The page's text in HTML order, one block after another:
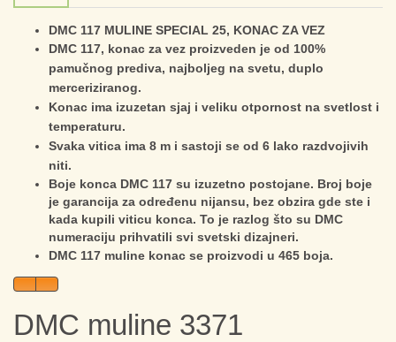
DMC 117 MULINE SPECIAL 25, KONAC ZA VEZ
DMC 117, konac za vez proizveden je od 100%
pamučnog prediva, najboljeg na svetu, duplo
merceriziranog.
Konac ima izuzetan sjaj i veliku otpornost na svetlost i
temperaturu.
Svaka vitica ima 8 m i sastoji se od 6 lako razdvojivih
niti.
Boje konca DMC 117 su izuzetno postojane. Broj boje
je garancija za određenu nijansu, bez obzira gde ste i
kada kupili viticu konca. To je razlog što su DMC
numeraciju prihvatili svi svetski dizajneri.
DMC 117 muline konac se proizvodi u 465 boja.
DMC muline 3371